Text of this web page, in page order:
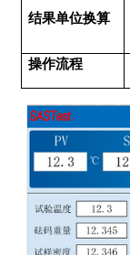
结果单位换算
操作流程